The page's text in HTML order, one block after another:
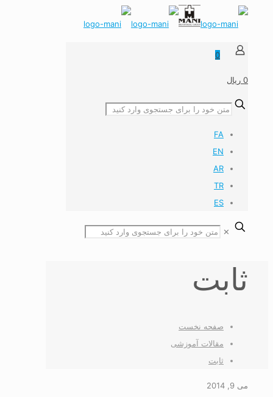
0
0 ریال
FA
EN
AR
TR
ES
✕
ثابت
صفحه نخست
مقالات آموزشی
ثابت
می 9, 2014